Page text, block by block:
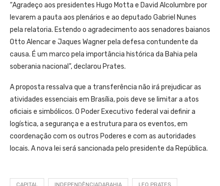
“Agradeço aos presidentes Hugo Motta e David Alcolumbre por
levarem a pauta aos plenários e ao deputado Gabriel Nunes
pela relatoria. Estendo o agradecimento aos senadores baianos
Otto Alencar e Jaques Wagner pela defesa contundente da
causa. É um marco pela importância histórica da Bahia pela
soberania nacional”, declarou Prates.
A proposta ressalva que a transferência não irá prejudicar as
atividades essenciais em Brasília, pois deve se limitar a atos
oficiais e simbólicos. O Poder Executivo federal vai definir a
logística, a segurança e a estrutura para os eventos, em
coordenação com os outros Poderes e com as autoridades
locais. A nova lei será sancionada pelo presidente da República.
CAPITAL INDEPENDÊNCIADABAHIA LEO PRATES